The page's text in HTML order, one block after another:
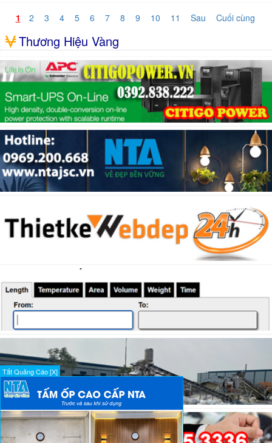
1 2 3 4 5 6 7 8 9 10 11 Sau Cuối cùng
Thương Hiệu Vàng
Tắt Quảng Cáo [X]